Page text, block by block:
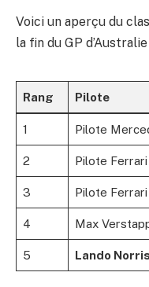
Voici un aperçu du
la fin du GP d’Australie
Rang Pilote
1 Pilote
2 Pilote Ferrari
3 Pilote Ferrari
4 Max
5 Lando Norris